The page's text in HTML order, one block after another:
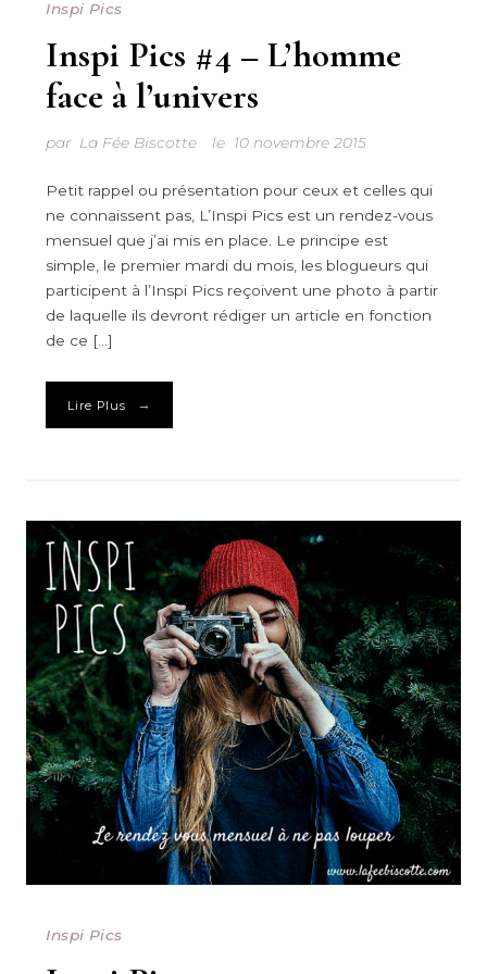
Inspi Pics
Inspi Pics #4 – L’homme
face à l’univers
par La Fée Biscotte le 10 novembre 2015
Petit rappel ou présentation pour ceux et celles qui
ne connaissent pas, L’Inspi Pics est un rendez-vous
mensuel que j’ai mis en place. Le principe est
simple, le premier mardi du mois, les blogueurs qui
participent à l’Inspi Pics reçoivent une photo à partir
de laquelle ils devront rédiger un article en fonction
de ce […]
Lire Plus →
Inspi Pics